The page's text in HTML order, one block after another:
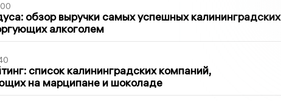
обзор выручки самых успешных калининградских
алкоголем
список калининградских компаний,
на марципане и шоколаде